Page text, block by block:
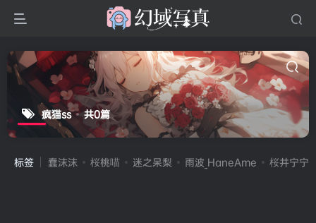
疯猫ss 共0篇
标签 蠢沫沫 桜桃喵 迷之呆梨 雨波_HaneAme 桜井宁宁(